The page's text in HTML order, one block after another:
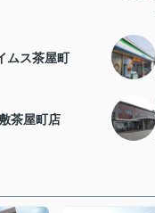
ムス茶屋町
茶屋町店